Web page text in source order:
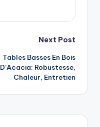
Next Post
Tables Basses En Bois
D’Acacia: Robustesse,
Chaleur, Entretien